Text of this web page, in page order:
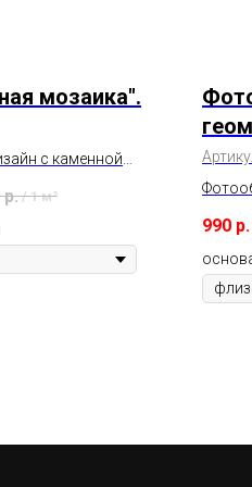
мозаика".
с каменной
линиями.
р. / 1 м²
или
990 р.